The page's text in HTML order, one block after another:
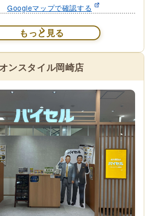
Googleマップで確認する
もっと見る
ンスタイル岡崎店